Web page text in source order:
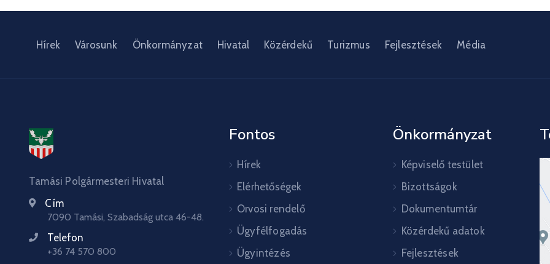
Hírek Városunk Önkormányzat Hivatal Közérdekű Turizmus Fejlesztések Média
Tamási Polgármesteri Hivatal
Cím
7090 Tamási, Szabadság utca 46-48.
Telefon
+36 74 570 800
Fontos
Hírek
Elérhetőségek
Orvosi rendelő
Ügyfélfogadás
Ügyintézés
Önkormányzat
Képviselő testület
Bizottságok
Dokumentumtár
Közérdekű adatok
Fejlesztések